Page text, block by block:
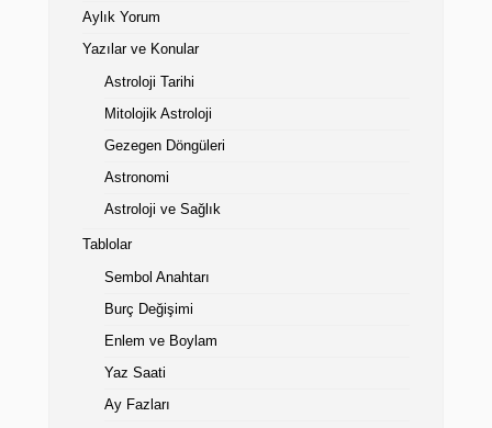
Aylık Yorum
Yazılar ve Konular
Astroloji Tarihi
Mitolojik Astroloji
Gezegen Döngüleri
Astronomi
Astroloji ve Sağlık
Tablolar
Sembol Anahtarı
Burç Değişimi
Enlem ve Boylam
Yaz Saati
Ay Fazları